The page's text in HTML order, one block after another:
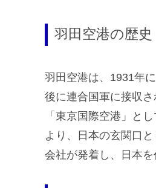
羽田空港の歴史
羽田空港は、1931年に
後に連合国軍に接収
「東京国際空港」と
より、日本の玄関口
会社が発着し、日本を